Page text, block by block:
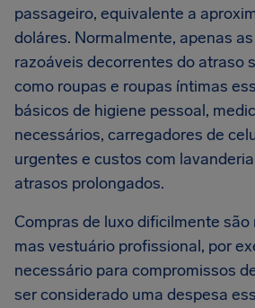
passageiro, equivalente a
doláres. Normalmente, apenas
razoáveis decorrentes do atraso
como roupas e roupas íntimas
básicos de higiene pessoal,
necessários, carregadores de
urgentes e custos com
atrasos prolongados.
Compras de luxo dificilmente são
mas vestuário profissional, por
necessário para compromissos
ser considerado uma despesa